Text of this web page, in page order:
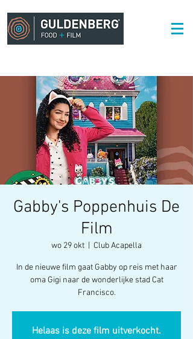
Gabby's Poppenhuis De
Film
wo 29 okt Club Acapella
In de nieuwe film gaat Gabby op reis met haar
oma Gigi naar de wonderlijke stad Cat
Francisco.
Helaas is deze film uitverkocht.